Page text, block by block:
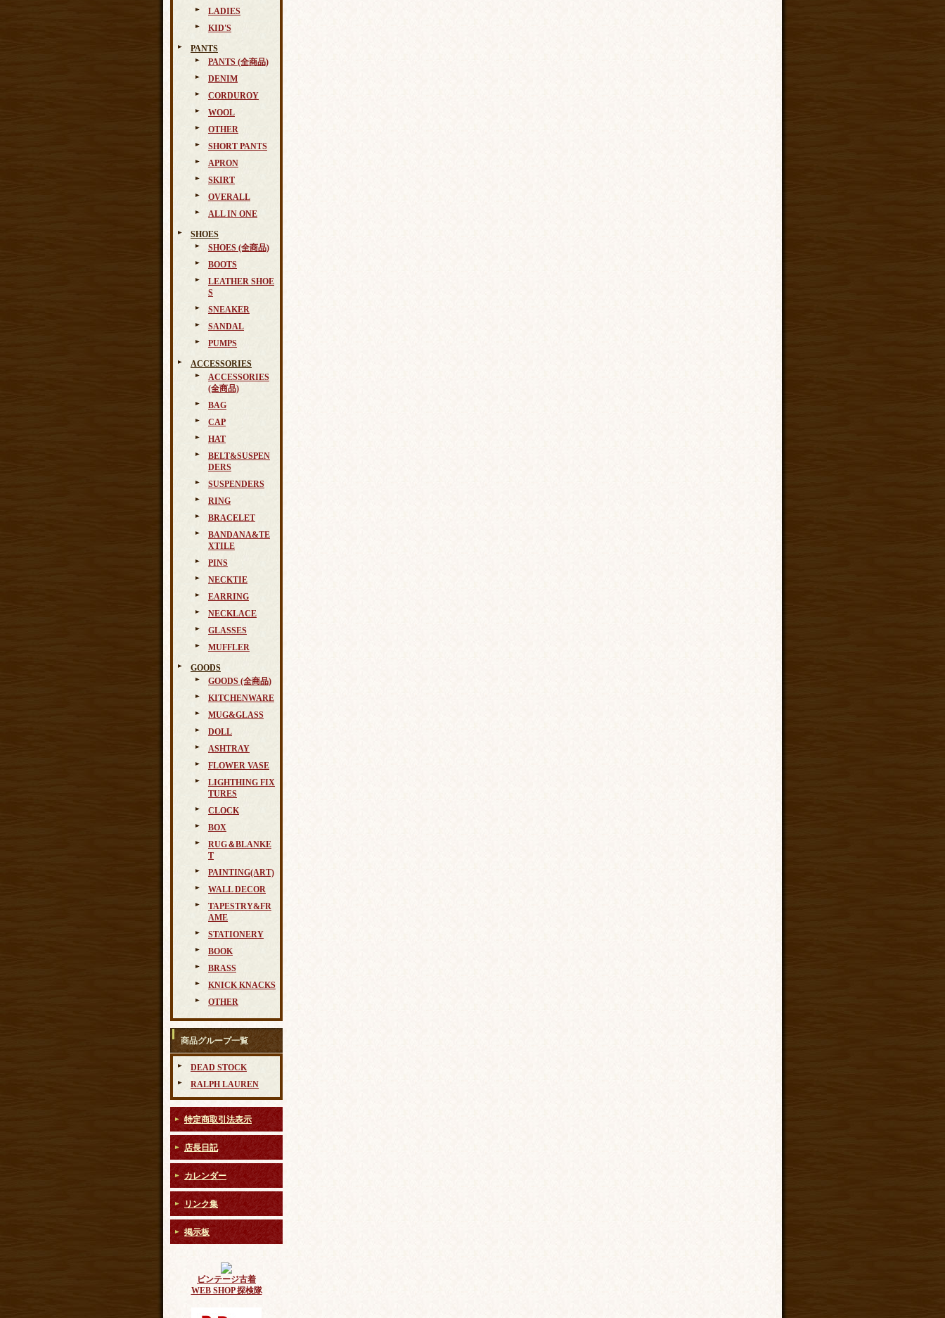
LADIES
KID'S
PANTS
PANTS (全商品)
DENIM
CORDUROY
WOOL
OTHER
SHORT PANTS
APRON
SKIRT
OVERALL
ALL IN ONE
SHOES
SHOES (全商品)
BOOTS
LEATHER SHOE
S
SNEAKER
SANDAL
PUMPS
ACCESSORIES
ACCESSORIES
(全商品)
BAG
CAP
HAT
BELT&SUSPEN
DERS
SUSPENDERS
RING
BRACELET
BANDANA&TE
XTILE
PINS
NECKTIE
EARRING
NECKLACE
GLASSES
MUFFLER
GOODS
GOODS (全商品)
KITCHENWARE
MUG&GLASS
DOLL
ASHTRAY
FLOWER VASE
LIGHTHING FIX
TURES
CLOCK
BOX
RUG＆BLANKE
T
PAINTING(ART)
WALL DECOR
TAPESTRY&FR
AME
STATIONERY
BOOK
BRASS
KNICK KNACKS
OTHER
商品グループ一覧
DEAD STOCK
RALPH LAUREN
特定商取引法表示
店長日記
カレンダー
リンク集
掲示板
ビンテージ古着
WEB SHOP 探検隊